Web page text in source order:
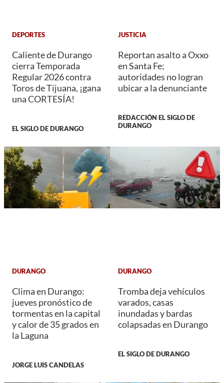
DEPORTES
Caliente de Durango
cierra Temporada
Regular 2026 contra
Toros de Tijuana, ¡gana
una CORTESÍA!
EL SIGLO DE DURANGO
JUSTICIA
Reportan asalto a Oxxo
en Santa Fe;
autoridades no logran
ubicar a la denunciante
REDACCIÓN EL SIGLO DE
DURANGO
DURANGO
Clima en Durango:
jueves pronóstico de
tormentas en la capital
y calor de 35 grados en
la Laguna
JORGE LUIS CANDELAS
DURANGO
Tromba deja vehículos
varados, casas
inundadas y bardas
colapsadas en Durango
EL SIGLO DE DURANGO